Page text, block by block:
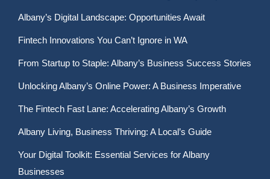
Albany’s Digital Landscape: Opportunities Await
Fintech Innovations You Can’t Ignore in WA
From Startup to Staple: Albany’s Business Success Stories
Unlocking Albany’s Online Power: A Business Imperative
The Fintech Fast Lane: Accelerating Albany’s Growth
Albany Living, Business Thriving: A Local’s Guide
Your Digital Toolkit: Essential Services for Albany
Businesses